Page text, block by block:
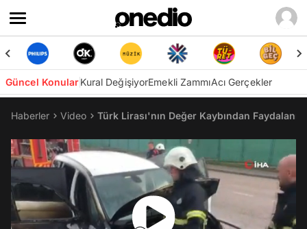
Güncel KonularKural DeğişiyorEmekli ZammıAcı Gerçekler
Haberler Video Türk Lirası'nın Değer Kaybından